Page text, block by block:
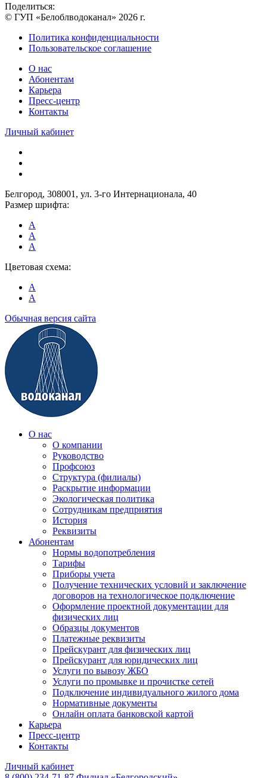
Поделиться:
© ГУП «Белоблводоканал» 2026 г.
Политика конфиденциальности
Пользовательское соглашение
О нас
Абонентам
Карьера
Пресс-центр
Контакты
Личный кабинет
Белгород, 308001, ул. 3-го Интернационала, 40
Размер шрифта:
A
A
A
Цветовая схема:
A
A
Обычная версия сайта
О нас
О компании
Руководство
Профсоюз
Структура (филиалы)
Раскрытие информации
Экологическая политика
Сотрудникам предприятия
История
Реквизиты
Абонентам
Нормы водопотребления
Тарифы
Приборы учета
Получение технических условий и заключение
договоров на технологическое подключение
Оформление проектной документации для
физических лиц
Образцы документов
Платежные реквизиты
Прейскурант для физических лиц
Прейскурант для юридических лиц
Услуги по вывозу ЖБО
Услуги по промывке и прочистке сетей
Подключение индивидуального жилого дома
Нормативные документы
Онлайн оплата банковской картой
Карьера
Пресс-центр
Контакты
Личный кабинет